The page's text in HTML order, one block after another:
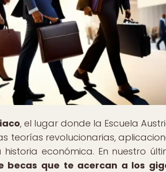
, el lugar donde la Escuela
teorías revolucionarias,
económica. En nuestro
becas que te acercan a los